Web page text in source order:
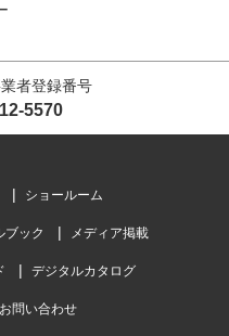
者登録番号
5570
ショールーム
ブック メディア掲載
デジタルカタログ
お問い合わせ